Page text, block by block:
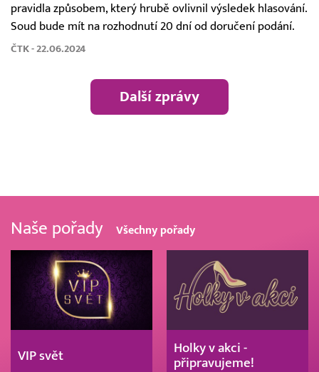
pravidla způsobem, který hrubě ovlivnil výsledek hlasování.
Soud bude mít na rozhodnutí 20 dní od doručení podání.
ČTK - 22.06.2024
Další zprávy
Naše pořady Všechny pořady
VIP svět
Holky v akci -
připravujeme!